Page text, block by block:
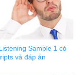
Sample 1 có
và đáp án